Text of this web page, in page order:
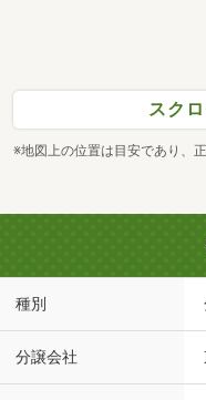
スク
※地図上の位置は目安であり、
種別
分譲会社